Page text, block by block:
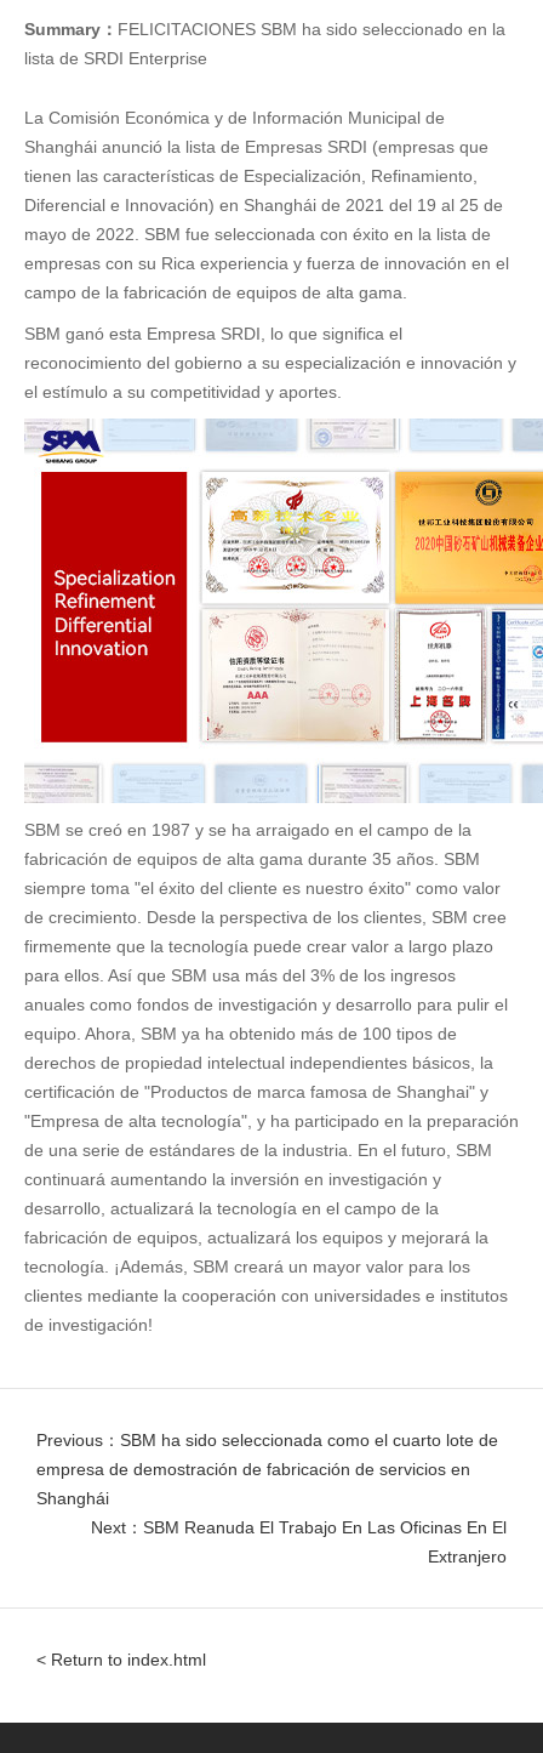
Summary： FELICITACIONES SBM ha sido seleccionado en la
lista de SRDI Enterprise
La Comisión Económica y de Información Municipal de
Shanghái anunció la lista de Empresas SRDI (empresas que
tienen las características de Especialización, Refinamiento,
Diferencial e Innovación) en Shanghái de 2021 del 19 al 25 de
mayo de 2022. SBM fue seleccionada con éxito en la lista de
empresas con su Rica experiencia y fuerza de innovación en el
campo de la fabricación de equipos de alta gama.
SBM ganó esta Empresa SRDI, lo que significa el
reconocimiento del gobierno a su especialización e innovación y
el estímulo a su competitividad y aportes.
SBM se creó en 1987 y se ha arraigado en el campo de la
fabricación de equipos de alta gama durante 35 años. SBM
siempre toma "el éxito del cliente es nuestro éxito" como valor
de crecimiento. Desde la perspectiva de los clientes, SBM cree
firmemente que la tecnología puede crear valor a largo plazo
para ellos. Así que SBM usa más del 3% de los ingresos
anuales como fondos de investigación y desarrollo para pulir el
equipo. Ahora, SBM ya ha obtenido más de 100 tipos de
derechos de propiedad intelectual independientes básicos, la
certificación de "Productos de marca famosa de Shanghai" y
"Empresa de alta tecnología", y ha participado en la preparación
de una serie de estándares de la industria. En el futuro, SBM
continuará aumentando la inversión en investigación y
desarrollo, actualizará la tecnología en el campo de la
fabricación de equipos, actualizará los equipos y mejorará la
tecnología. ¡Además, SBM creará un mayor valor para los
clientes mediante la cooperación con universidades e institutos
de investigación!
Previous：SBM ha sido seleccionada como el cuarto lote de
empresa de demostración de fabricación de servicios en
Shanghái
Next：SBM Reanuda El Trabajo En Las Oficinas En El
Extranjero
< Return to index.html